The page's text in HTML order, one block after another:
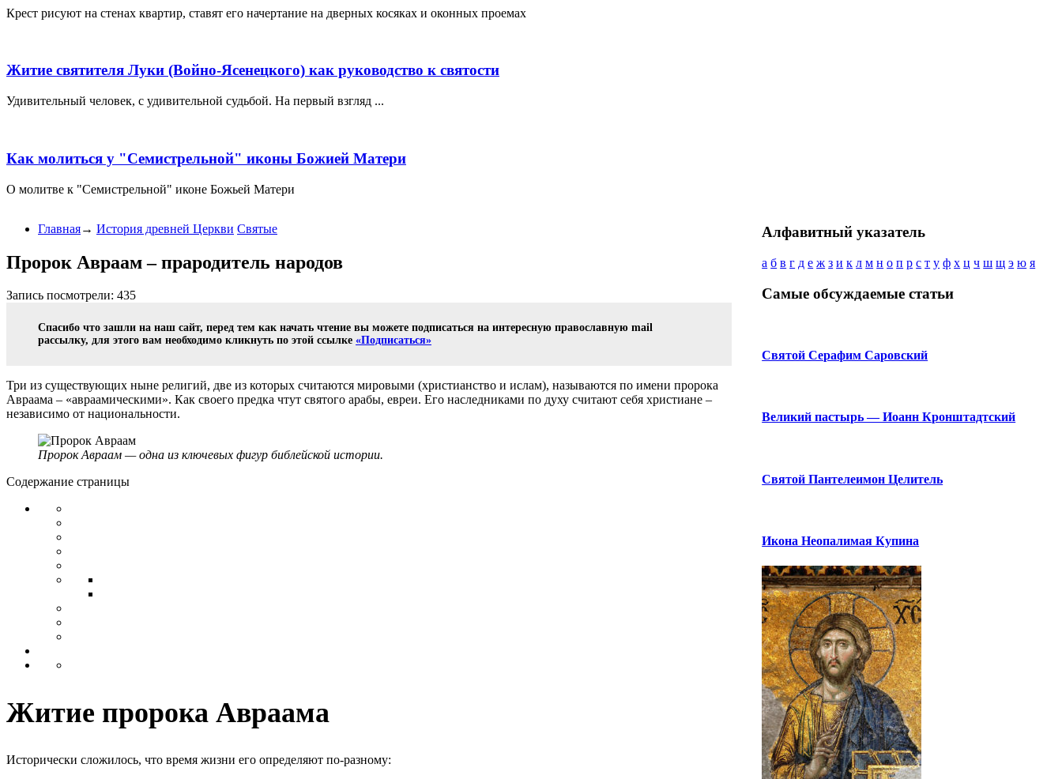
Крест рисуют на стенах квартир, ставят его начертание на дверных косяках и оконных проемах
Житие святителя Луки (Войно-Ясенецкого) как руководство к святости
Удивительный человек, с удивительной судьбой. На первый взгляд ...
Как молиться у "Семистрельной" иконы Божией Матери
О молитве к "Семистрельной" иконе Божьей Матери
Главная→ История древней Церкви Святые
Пророк Авраам – прародитель народов
Запись посмотрели: 435
Спасибо что зашли на наш сайт, перед тем как начать чтение вы можете подписаться на интересную православную mail
рассылку, для этого вам необходимо кликнуть по этой ссылке «Подписаться»
Три из существующих ныне религий, две из которых считаются мировыми (христианство и ислам), называются по имени пророка
Авраама – «авраамическими». Как своего предка чтут святого арабы, евреи. Его наследниками по духу считают себя христиане –
независимо от национальности.
Пророк Авраам — одна из ключевых фигур библейской истории.
Содержание страницы
Житие пророка Авраама
Исторически сложилось, что время жизни его определяют по-разному:
Алфавитный указатель
а б в г д е ж з и к л м н о п р с т у ф х ц ч ш щ э ю я
Самые обсуждаемые статьи
Святой Серафим Саровский
Великий пастырь — Иоанн Кронштадтский
Святой Пантелеимон Целитель
Икона Неопалимая Купина